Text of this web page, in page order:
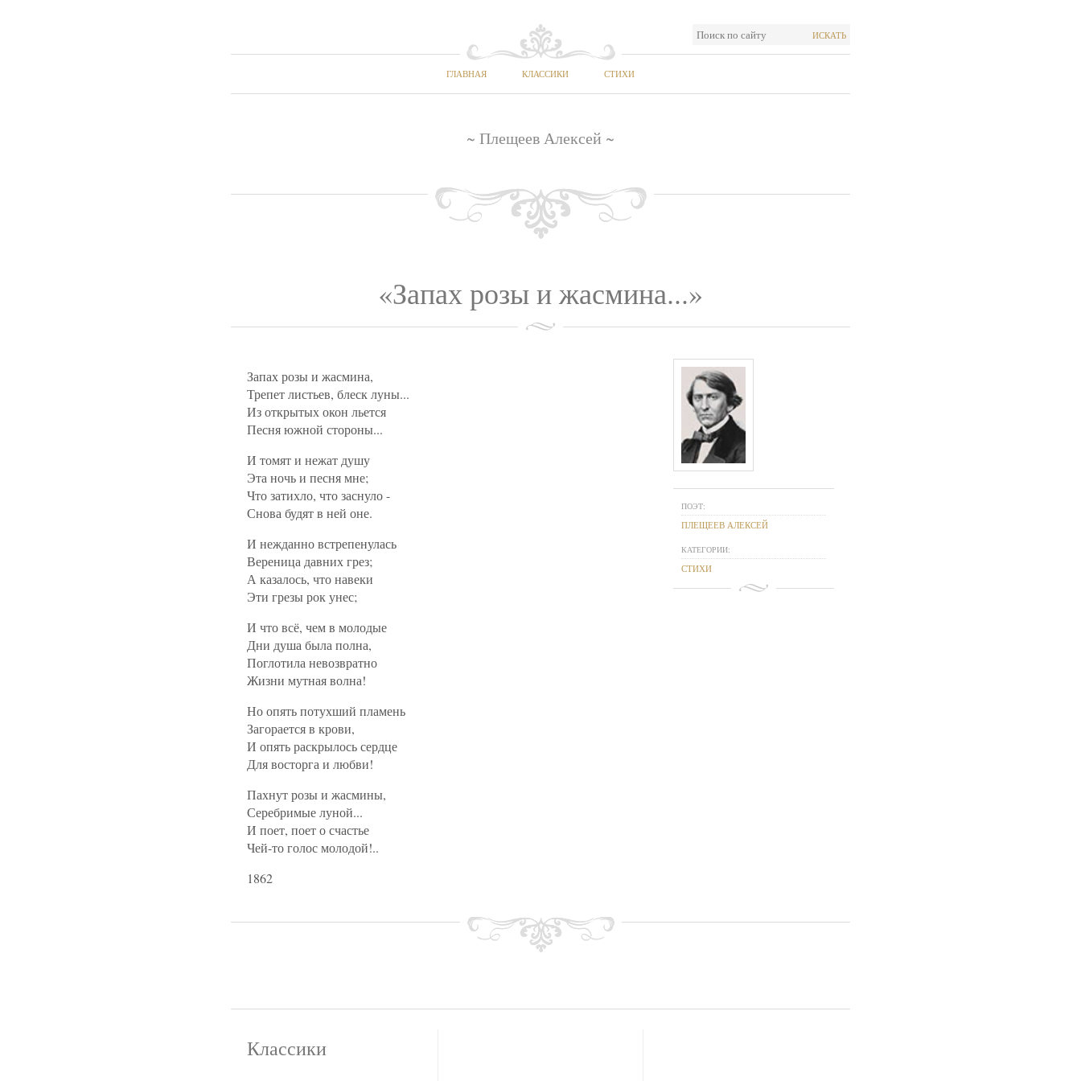
ИСКАТЬ
ГЛАВНАЯ КЛАССИКИ СТИХИ
~ Плещеев Алексей ~
«Запах розы и жасмина...»
Запах розы и жасмина,
Трепет листьев, блеск луны...
Из открытых окон льется
Песня южной стороны...
И томят и нежат душу
Эта ночь и песня мне;
Что затихло, что заснуло -
Снова будят в ней оне.
И нежданно встрепенулась
Вереница давних грез;
А казалось, что навеки
Эти грезы рок унес;
И что всё, чем в молодые
Дни душа была полна,
Поглотила невозвратно
Жизни мутная волна!
Но опять потухший пламень
Загорается в крови,
И опять раскрылось сердце
Для восторга и любви!
Пахнут розы и жасмины,
Серебримые луной...
И поет, поет о счастье
Чей-то голос молодой!..
1862
ПОЭТ:
ПЛЕЩЕЕВ АЛЕКСЕЙ
КАТЕГОРИИ:
СТИХИ
Классики